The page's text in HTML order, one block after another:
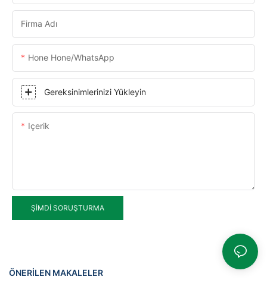
Firma Adı
Hone Hone/WhatsApp
Gereksinimlerinizi Yükleyin
Içerik
ŞIMDI SORUŞTURMA
ÖNERILEN MAKALELER